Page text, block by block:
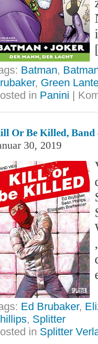
Batman,
, Green
in Panini |
Or Be Killed, Band
30, 2019
Ed Brubaker,
, Splitter
in Splitter